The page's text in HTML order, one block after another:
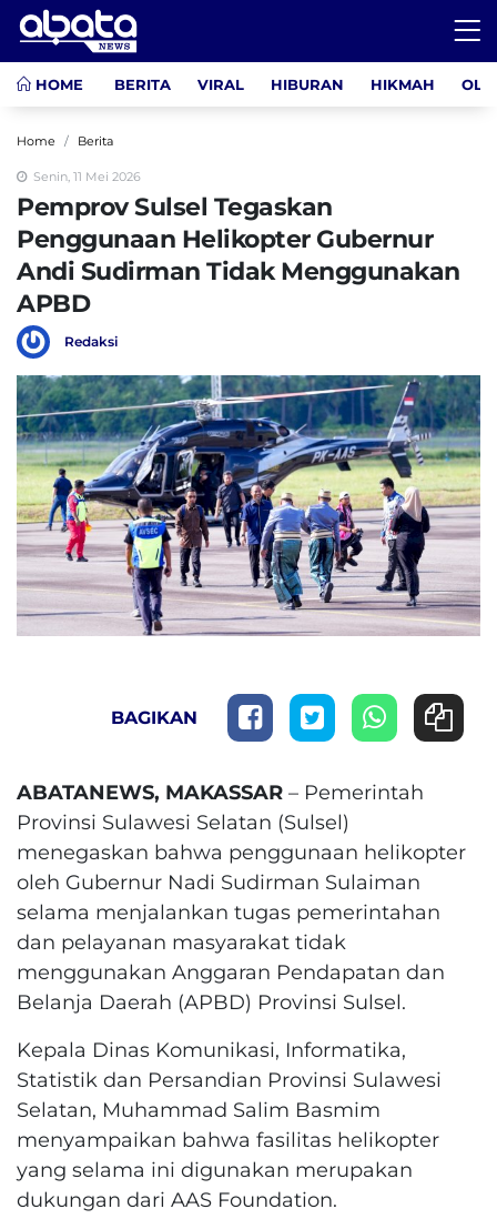
HOME BERITA VIRAL HIBURAN HIKMAH
Home Berita
Senin, 11 Mei 2026
Pemprov Sulsel Tegaskan
Penggunaan Helikopter Gubernur
Andi Sudirman Tidak Menggunakan
APBD
Redaksi
BAGIKAN
ABATANEWS, MAKASSAR – Pemerintah
Provinsi Sulawesi Selatan (Sulsel)
menegaskan bahwa penggunaan helikopter
oleh Gubernur Nadi Sudirman Sulaiman
selama menjalankan tugas pemerintahan
dan pelayanan masyarakat tidak
menggunakan Anggaran Pendapatan dan
Belanja Daerah (APBD) Provinsi Sulsel.
Kepala Dinas Komunikasi, Informatika,
Statistik dan Persandian Provinsi Sulawesi
Selatan, Muhammad Salim Basmim
menyampaikan bahwa fasilitas helikopter
yang selama ini digunakan merupakan
dukungan dari AAS Foundation.